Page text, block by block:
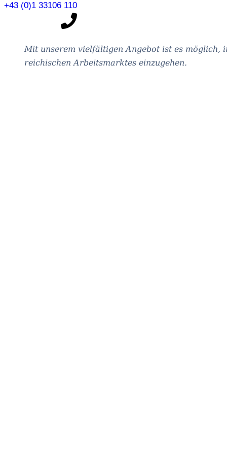
+43 (0)1 33106 110
Mit unse­rem viel­fäl­ti­gen Ange­bot ist es mög­lich,
rei­chi­schen Arbeits­mark­tes einzugehen.